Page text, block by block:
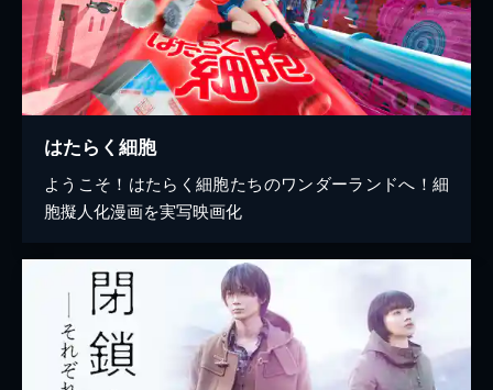
はたらく細胞
ようこそ！はたらく細胞たちのワンダーランドへ！細
胞擬人化漫画を実写映画化